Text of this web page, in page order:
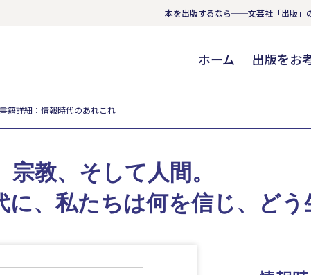
本を出版するなら──文芸社「出版」
ホーム 出版をお
書籍詳細：情報時代のあれこれ
教、そして人間。
に、私たちは何を信じ、どう